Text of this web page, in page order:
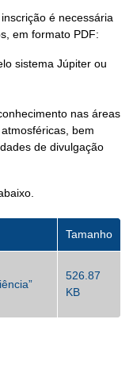
é necessária
em formato PDF:
sistema Júpiter ou
nas áreas
bem
de divulgação
Tamanho
526.87
KB